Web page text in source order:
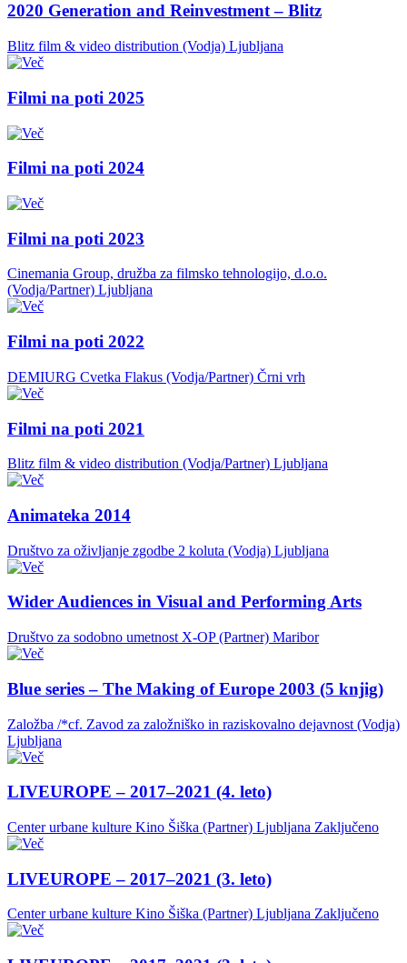
2020 Generation and Reinvestment – Blitz
Blitz film & video distribution (Vodja) Ljubljana
Filmi na poti 2025
Filmi na poti 2024
Filmi na poti 2023
Cinemania Group, družba za filmsko tehnologijo, d.o.o.
(Vodja/Partner) Ljubljana
Filmi na poti 2022
DEMIURG Cvetka Flakus (Vodja/Partner) Črni vrh
Filmi na poti 2021
Blitz film & video distribution (Vodja/Partner) Ljubljana
Animateka 2014
Društvo za oživljanje zgodbe 2 koluta (Vodja) Ljubljana
Wider Audiences in Visual and Performing Arts
Društvo za sodobno umetnost X-OP (Partner) Maribor
Blue series – The Making of Europe 2003 (5 knjig)
Založba /*cf. Zavod za založniško in raziskovalno dejavnost (Vodja)
Ljubljana
LIVEUROPE – 2017–2021 (4. leto)
Center urbane kulture Kino Šiška (Partner) Ljubljana Zaključeno
LIVEUROPE – 2017–2021 (3. leto)
Center urbane kulture Kino Šiška (Partner) Ljubljana Zaključeno